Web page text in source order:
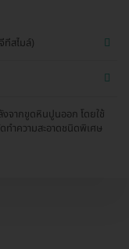
สไมล์)
จากขูดหินปูนออก โดยใช้
ำความสะอาดชนิดพิเศษ